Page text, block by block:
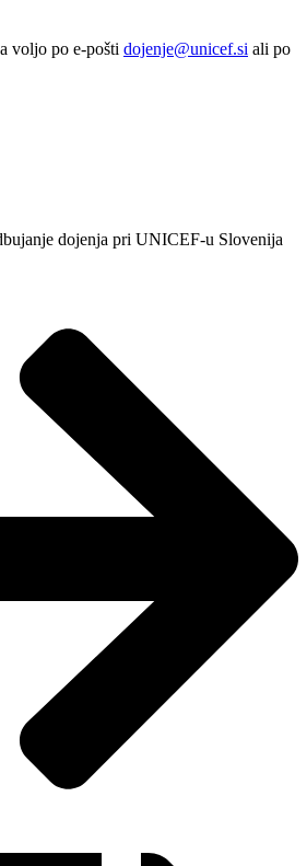
voljo po e-pošti dojenje@unicef.si ali po
dojenja pri UNICEF-u Slovenija